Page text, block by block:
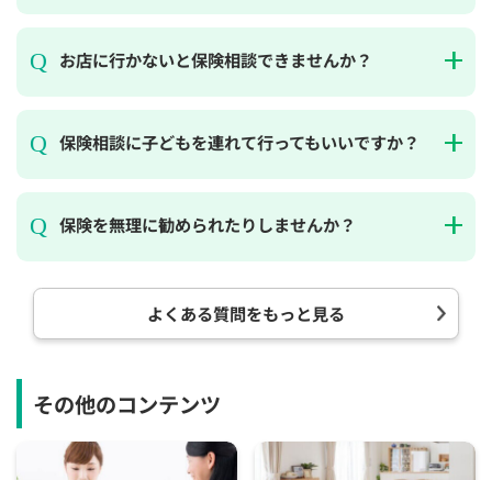
お店に行かないと保険相談できませんか？
保険相談に子どもを連れて行ってもいいですか？
保険を無理に勧められたりしませんか？
よくある質問をもっと見る
その他のコンテンツ